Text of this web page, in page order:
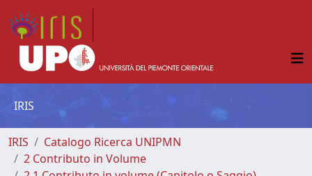
IRIS
IRIS
Catalogo Ricerca UNIPMN
2 Contributo in Volume